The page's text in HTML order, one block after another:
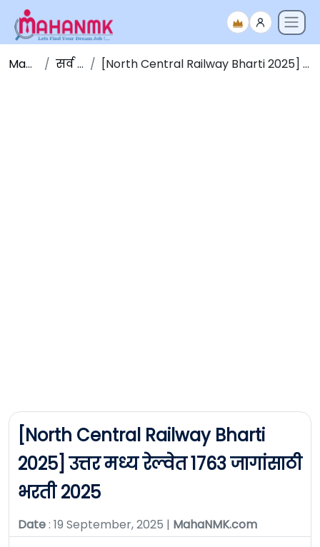
Maha NMK सर्व जाहिराती [North Central Railway Bharti 2025] उत्तर मध्य रेल्वेत 1763 जागांसाठी भरती 2025
[North Central Railway Bharti
2025] उत्तर मध्य रेल्वेत 1763 जागांसाठी
भरती 2025
Date: 19 September, 2025 | MahaNMK.com